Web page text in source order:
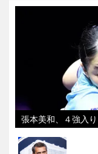
張本美和、４強入り